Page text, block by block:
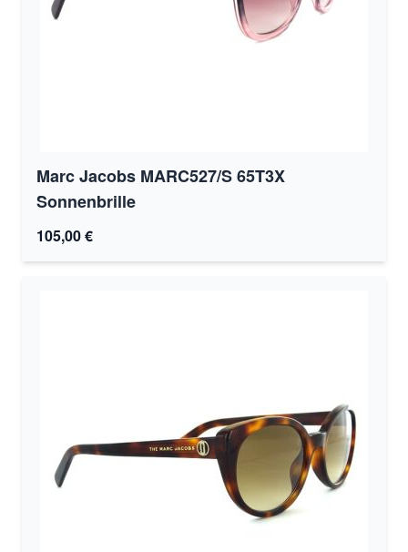
Marc Jacobs MARC527/S 65T3X
Sonnenbrille
105,00 €